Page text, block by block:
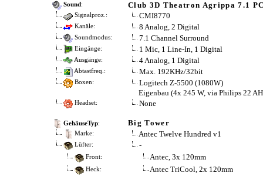
Sound: Club 3D Theatron Agrippa 7.1
Signalproz.: CMI8770
Kanäle: 8 Analog, 2 Digital
Soundmodus: 7.1 Channel Surround
Eingänge: 1 Mic, 1 Line-In, 1 Digital
Ausgänge: 4 Analog, 1 Digital
Abtastfreq.: Max. 192KHz/32bit
Boxen:
Logitech Z-5500 (1080W)
Eigenbau (4x 245 W, via Philips 22
Headset: None
GehäuseTyp: Big Tower
Marke: Antec Twelve Hundred v1
Lüfter: -
Front: Antec, 3x 120mm
Heck: Antec TriCool, 2x 120mm